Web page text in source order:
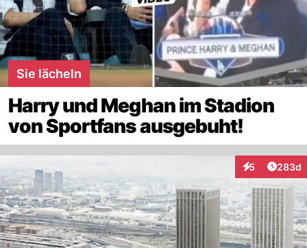
Sie lächeln
Harry und Meghan im Stadion
von Sportfans ausgebuht!
5
Interaktionen
283d